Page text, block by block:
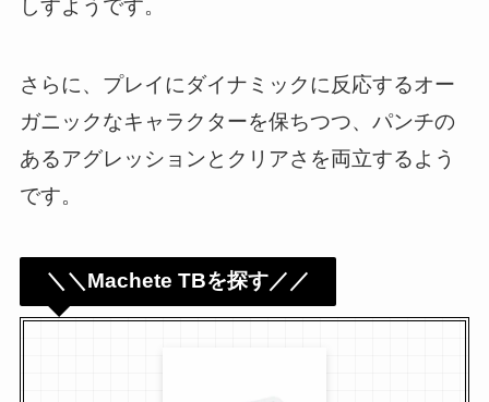
しすようです。
さらに、プレイにダイナミックに反応するオー
ガニックなキャラクターを保ちつつ、パンチの
あるアグレッションとクリアさを両立するよう
です。
＼＼Machete TBを探す／／